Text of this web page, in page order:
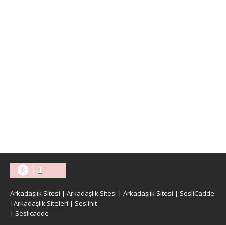
1
Arkadaşlık Sitesi | Arkadaşlık Sitesi | Arkadaşlık Sitesi | SesliCadde
|Arkadaşlık Siteleri | Seslihit
| Seslicadde